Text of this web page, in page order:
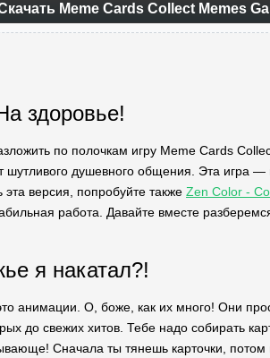
Meme Cards Collect Memes
здоровье!
по полочкам игру Meme Cards
шутливого душевного общения. Эта игра
версия, попробуйте также Zen Color -
работа. Давайте вместе
я накатал?!
анимации. О, боже, как их много! Они
до свежих хитов. Тебе надо собирать
Сначала ты тянешь карточки,